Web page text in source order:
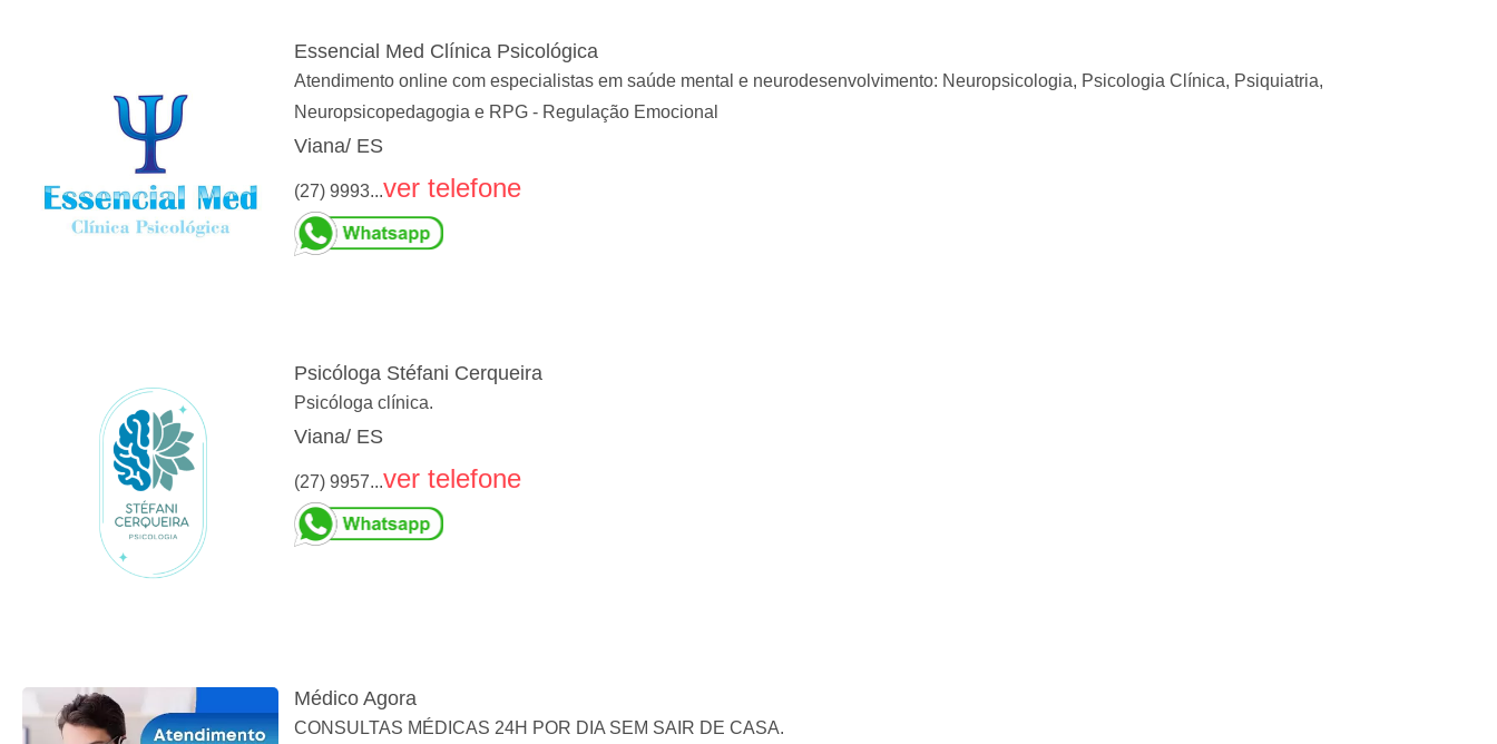
Essencial Med Clínica Psicológica
Atendimento online com especialistas em saúde mental e neurodesenvolvimento: Neuropsicologia, Psicologia Clínica, Psiquiatria,
Neuropsicopedagogia e RPG - Regulação Emocional
Viana/ ES
(27) 9993...ver telefone
Psicóloga Stéfani Cerqueira
Psicóloga clínica.
Viana/ ES
(27) 9957...ver telefone
Médico Agora
CONSULTAS MÉDICAS 24H POR DIA SEM SAIR DE CASA.